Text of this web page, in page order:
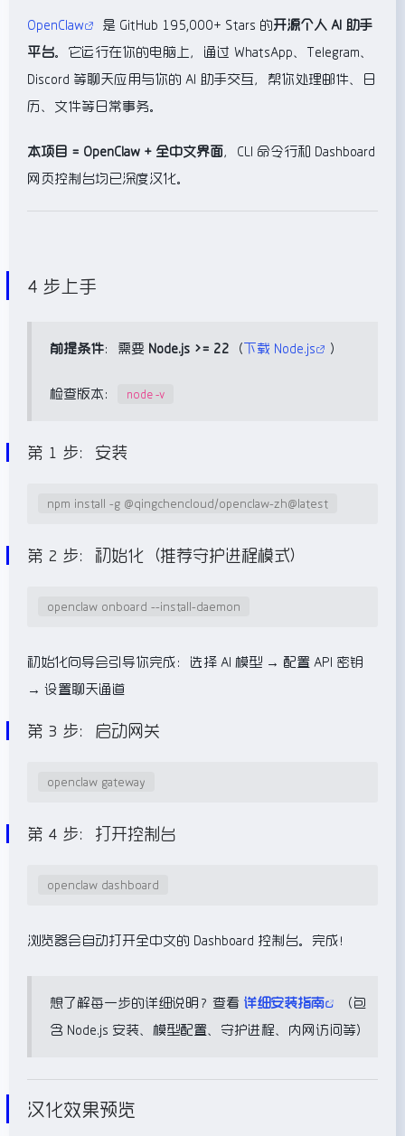
OpenClaw 是 GitHub 195,000+ Stars 的开源个人 AI 助手
平台。它运行在你的电脑上，通过 WhatsApp、Telegram、
Discord 等聊天应用与你的 AI 助手交互，帮你处理邮件、日
历、文件等日常事务。
本项目 = OpenClaw + 全中文界面 ，CLI 命令行和 Dashboard
网页控制台均已深度汉化。
4 步上手
前提条件：需要 Node.js >= 22 （ 下载 Node.js ）
检查版本： node -v
第 1 步：安装
npm install -g @qingchencloud/openclaw-zh@latest
第 2 步：初始化（推荐守护进程模式）
openclaw onboard --install-daemon
初始化向导会引导你完成：选择 AI 模型 → 配置 API 密钥
→ 设置聊天通道
第 3 步：启动网关
openclaw gateway
第 4 步：打开控制台
openclaw dashboard
浏览器会自动打开全中文的 Dashboard 控制台。完成！
想了解每一步的详细说明？查看 详细安装指南
（包
含 Node.js 安装、模型配置、守护进程、内网访问等）
汉化效果预览